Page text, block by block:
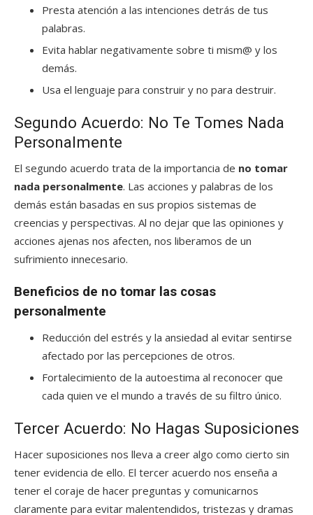
Presta atención a las intenciones detrás de tus
palabras.
Evita hablar negativamente sobre ti mism@ y los
demás.
Usa el lenguaje para construir y no para destruir.
Segundo Acuerdo: No Te Tomes Nada
Personalmente
El segundo acuerdo trata de la importancia de no tomar
nada personalmente. Las acciones y palabras de los
demás están basadas en sus propios sistemas de
creencias y perspectivas. Al no dejar que las opiniones y
acciones ajenas nos afecten, nos liberamos de un
sufrimiento innecesario.
Beneficios de no tomar las cosas
personalmente
Reducción del estrés y la ansiedad al evitar sentirse
afectado por las percepciones de otros.
Fortalecimiento de la autoestima al reconocer que
cada quien ve el mundo a través de su filtro único.
Tercer Acuerdo: No Hagas Suposiciones
Hacer suposiciones nos lleva a creer algo como cierto sin
tener evidencia de ello. El tercer acuerdo nos enseña a
tener el coraje de hacer preguntas y comunicarnos
claramente para evitar malentendidos, tristezas y dramas